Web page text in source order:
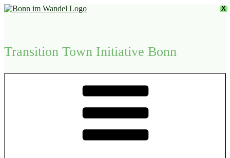
Zum
Transition Town Initiative Bonn
X